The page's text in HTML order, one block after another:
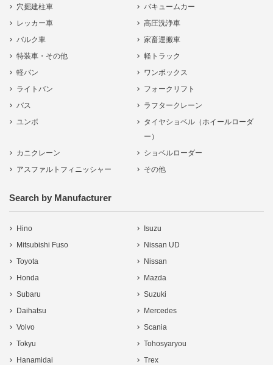
穴掘建柱車
バキュームカー
レッカー車
高圧洗浄車
バルク車
家畜運搬車
特装車・その他
軽トラック
軽バン
ワンボックス
ライトバン
フォークリフト
バス
ラフタークレーン
ユンボ
タイヤショベル（ホイールローダ
ー）
カニクレーン
ショベルローダー
アスファルトフィニッシャー
その他
Search by Manufacturer
Hino
Isuzu
Mitsubishi Fuso
Nissan UD
Toyota
Nissan
Honda
Mazda
Subaru
Suzuki
Daihatsu
Mercedes
Volvo
Scania
Tokyu
Tohosyaryou
Hanamidai
Trex